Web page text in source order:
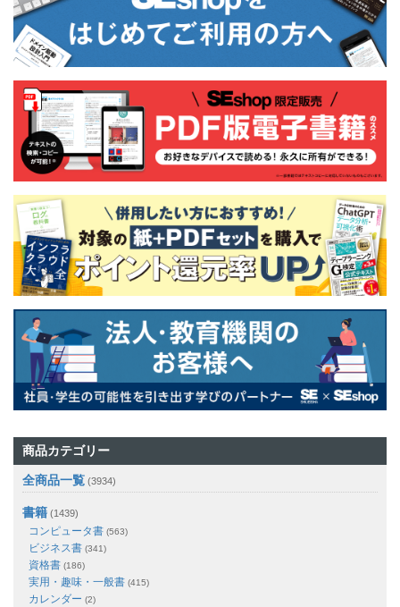
商品カテゴリー
全商品一覧 (3934)
書籍 (1439)
コンピュータ書 (563)
ビジネス書 (341)
資格書 (186)
実用・趣味・一般書 (415)
カレンダー (2)